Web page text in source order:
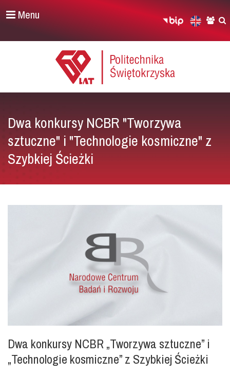
Menu
Dwa konkursy NCBR "Tworzywa
sztuczne" i "Technologie kosmiczne" z
Szybkiej Ścieżki
Dwa konkursy NCBR „Tworzywa sztuczne” i
„Technologie kosmiczne” z Szybkiej Ścieżki